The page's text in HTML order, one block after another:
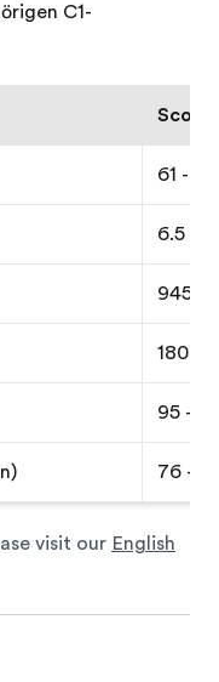
C1-
Score
61 - 70
6.5 -
945 -
180 -
95 -
76 -
visit our English